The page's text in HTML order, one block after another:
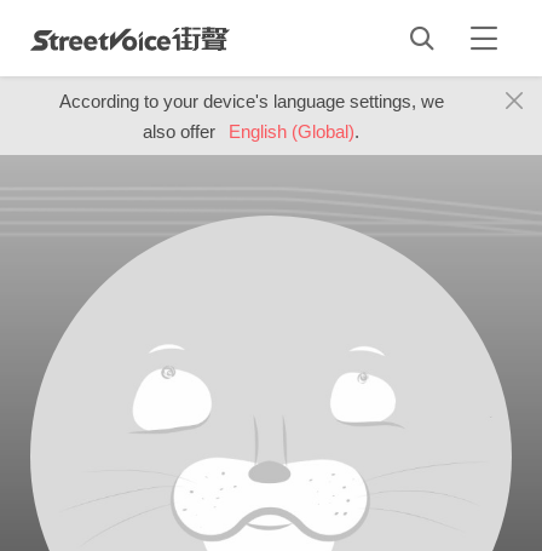
According to your device's language settings, we
also offer
English (Global).